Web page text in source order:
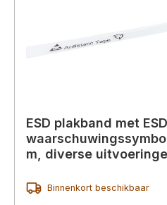
ESD plakband met ESD
m, diverse
Binnenkort beschikbaar